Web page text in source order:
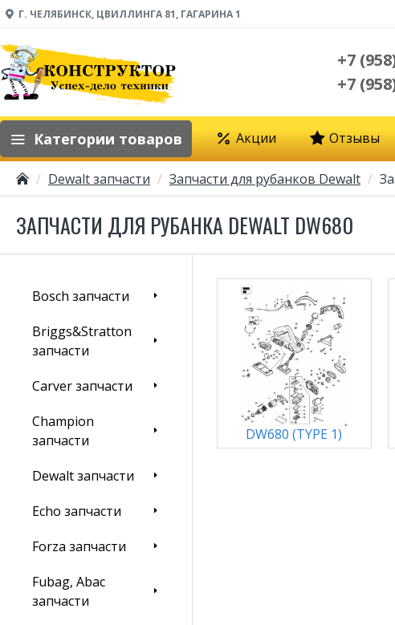
Г. ЧЕЛЯБИНСК, ЦВИЛЛИНГА 81, ГАГАРИНА 1
+7
+7
Категории товаров Акции Отзывы
Dewalt запчасти Запчасти для рубанков Dewalt
ЗАПЧАСТИ ДЛЯ РУБАНКА DEWALT DW680
Bosch запчасти
Briggs&Stratton
запчасти
Carver запчасти
Champion
запчасти
Dewalt запчасти
Echo запчасти
Forza запчасти
Fubag, Abac
запчасти
DW680 (TYPE 1)